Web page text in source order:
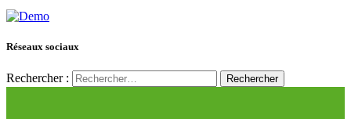
Réseaux sociaux
Rechercher :